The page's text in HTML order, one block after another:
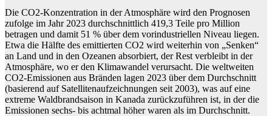
Die CO2-Konzentration in der Atmosphäre wird den Prognosen
zufolge im Jahr 2023 durchschnittlich 419,3 Teile pro Million
betragen und damit 51 % über dem vorindustriellen Niveau liegen.
Etwa die Hälfte des emittierten CO2 wird weiterhin von „Senken“
an Land und in den Ozeanen absorbiert, der Rest verbleibt in der
Atmosphäre, wo er den Klimawandel verursacht. Die weltweiten
CO2-Emissionen aus Bränden lagen 2023 über dem Durchschnitt
(basierend auf Satellitenaufzeichnungen seit 2003), was auf eine
extreme Waldbrandsaison in Kanada zurückzuführen ist, in der die
Emissionen sechs- bis achtmal höher waren als im Durchschnitt.